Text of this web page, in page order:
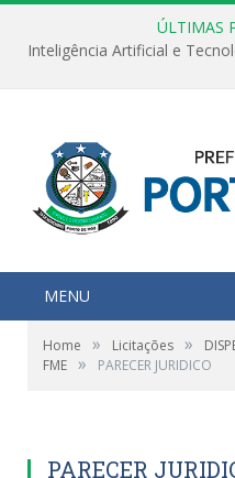
ÚLTIMAS
MENU
Home » Licitações »
FME » PARECER JURIDICO
PARECER